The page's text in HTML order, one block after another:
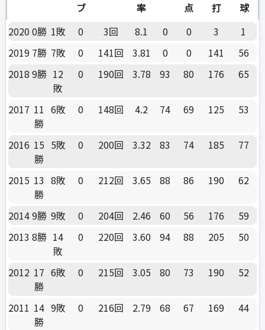
ブ
率
点
打
球
2020 0勝 1敗 0 3回 8.1 0 0 3
1
2019 7勝 7敗 0 141回 3.81 0 0 141
56
2018 9勝 12
敗
0 190回 3.78 93 80 176 65
2017 11
勝
6敗 0 148回 4.2 74 69 125 53
2016 15
勝
5敗 0 200回 3.32 83 74 185 77
2015 13
勝
8敗 0 212回 3.65 88 86 190 62
20149勝 9敗 0 204回 2.46 60 56 176
59
2013 8勝 14
敗
0 220回 3.60 94 88 205 50
2012 17
勝
6敗 0 215回 3.05 80 73 190 52
2011 14
勝
9敗 0 216回 2.79 68 67 169 44